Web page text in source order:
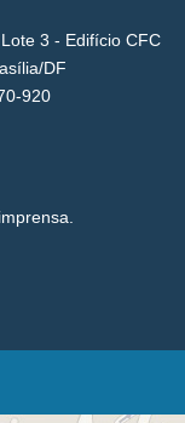
3 - Edifício CFC
DF
920